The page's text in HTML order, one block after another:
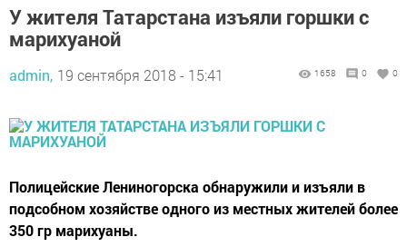
У жителя Татарстана изъяли горшки с
марихуаной
admin, 19 сентября 2018 - 15:41 1658 0 0
Полицейские Лениногорска обнаружили и изъяли в
подсобном хозяйстве одного из местных жителей более
350 гр марихуаны.